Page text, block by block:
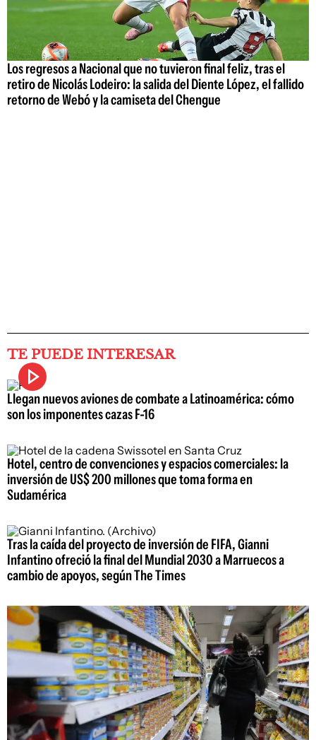
Los regresos a Nacional que no tuvieron final feliz, tras el
retiro de Nicolás Lodeiro: la salida del Diente López, el fallido
retorno de Webó y la camiseta del Chengue
TE PUEDE INTERESAR
Llegan nuevos aviones de combate a Latinoamérica: cómo
son los imponentes cazas F-16
Hotel, centro de convenciones y espacios comerciales: la
inversión de US$ 200 millones que toma forma en
Sudamérica
Tras la caída del proyecto de inversión de FIFA, Gianni
Infantino ofreció la final del Mundial 2030 a Marruecos a
cambio de apoyos, según The Times